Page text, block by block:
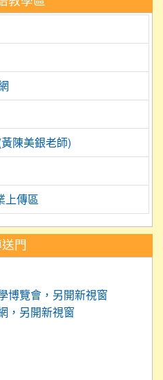
陳美銀老師)
上傳區
門